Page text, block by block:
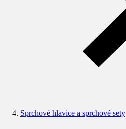
Sprchové hlavice a sprchové sety